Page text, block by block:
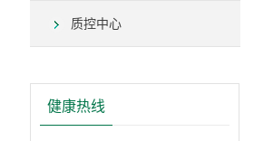
质控中心
健康热线